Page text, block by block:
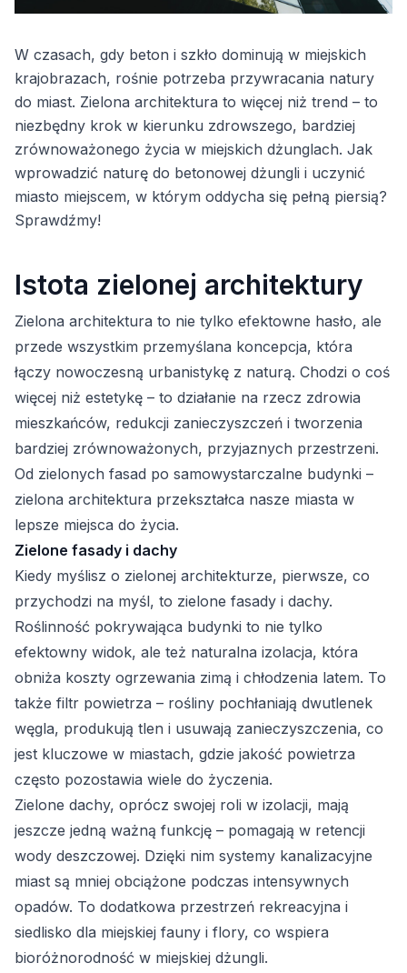
W czasach, gdy beton i szkło dominują w miejskich
krajobrazach, rośnie potrzeba przywracania natury
do miast. Zielona architektura to więcej niż trend – to
niezbędny krok w kierunku zdrowszego, bardziej
zrównoważonego życia w miejskich dżunglach. Jak
wprowadzić naturę do betonowej dżungli i uczynić
miasto miejscem, w którym oddycha się pełną piersią?
Sprawdźmy!
Istota zielonej architektury
Zielona architektura to nie tylko efektowne hasło, ale
przede wszystkim przemyślana koncepcja, która
łączy nowoczesną urbanistykę z naturą. Chodzi o coś
więcej niż estetykę – to działanie na rzecz zdrowia
mieszkańców, redukcji zanieczyszczeń i tworzenia
bardziej zrównoważonych, przyjaznych przestrzeni.
Od zielonych fasad po samowystarczalne budynki –
zielona architektura przekształca nasze miasta w
lepsze miejsca do życia.
Zielone fasady i dachy
Kiedy myślisz o zielonej architekturze, pierwsze, co
przychodzi na myśl, to zielone fasady i dachy.
Roślinność pokrywająca budynki to nie tylko
efektowny widok, ale też naturalna izolacja, która
obniża koszty ogrzewania zimą i chłodzenia latem. To
także filtr powietrza – rośliny pochłaniają dwutlenek
węgla, produkują tlen i usuwają zanieczyszczenia, co
jest kluczowe w miastach, gdzie jakość powietrza
często pozostawia wiele do życzenia.
Zielone dachy, oprócz swojej roli w izolacji, mają
jeszcze jedną ważną funkcję – pomagają w retencji
wody deszczowej. Dzięki nim systemy kanalizacyjne
miast są mniej obciążone podczas intensywnych
opadów. To dodatkowa przestrzeń rekreacyjna i
siedlisko dla miejskiej fauny i flory, co wspiera
bioróżnorodność w miejskiej dżungli.